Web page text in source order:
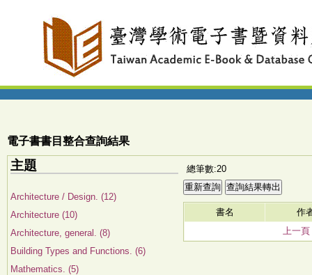
電子書書目整合查詢結果
主題
Architecture / Design. (12)
Architecture (10)
Architecture, general. (8)
Building Types and Functions. (6)
Mathematics. (5)
總筆數:20
書名
作
上一頁